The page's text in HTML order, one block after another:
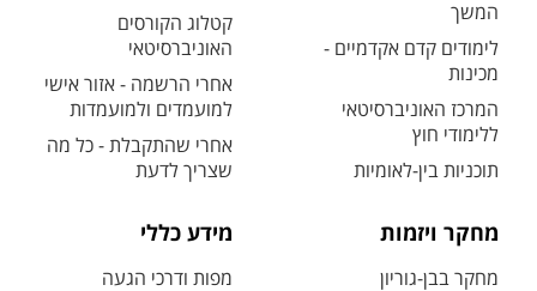
המשך
לימודים קדם אקדמיים -
מכינות
המרכז האוניברסיטאי
ללימודי חוץ
תוכניות בין-לאומיות
קטלוג הקורסים
האוניברסיטאי
אחרי הרשמה - אזור אישי
למועמדים ולמועמדות
אחרי שהתקבלת - כל מה
שצריך לדעת
מחקר ויזמות
מחקר בבן-גוריון
מידע כללי
מפות ודרכי הגעה